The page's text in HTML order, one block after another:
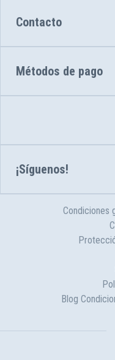
Contacto
Métodos de pago
¡Síguenos!
Condiciones
Blog